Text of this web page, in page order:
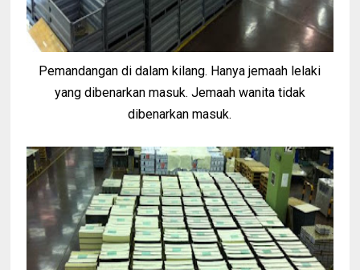
Pemandangan di dalam kilang. Hanya jemaah lelaki
yang dibenarkan masuk. Jemaah wanita tidak
dibenarkan masuk.